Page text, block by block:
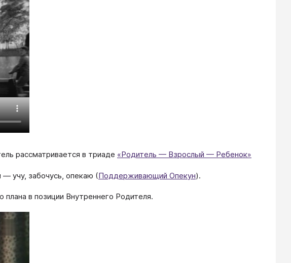
рассматривается в триаде «Родитель — Взрослый — Ребенок»
учу, забочусь, опекаю (Поддерживающий Опекун).
в позиции Внутреннего Родителя.